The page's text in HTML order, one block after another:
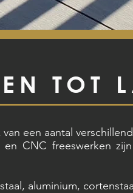
TOT
een aantal
en CNC freeswerken
aluminium,